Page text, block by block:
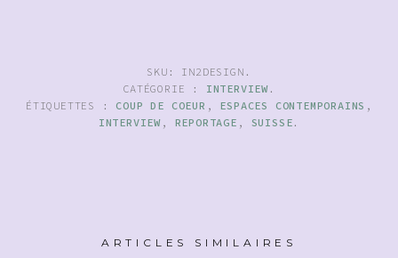
SKU: IN2DESIGN .
CATÉGORIE : INTERVIEW.
ÉTIQUETTES : COUP DE COEUR , ESPACES CONTEMPORAINS ,
INTERVIEW , REPORTAGE , SUISSE.
ARTICLES SIMILAIRES